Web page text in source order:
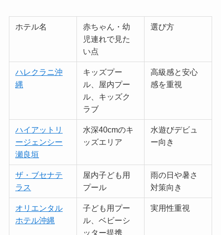
ホテル名
赤ちゃん・幼
児連れで見た
い点
選び方
ハレクラニ沖
縄
キッズプー
ル、屋内プー
ル、キッズク
ラブ
高級感と安心
感を重視
ハイアットリ
ージェンシー
瀬良垣
水深40cmのキ
ッズエリア
水遊びデビュ
ー向き
ザ・ブセナテ
ラス
屋内子ども用
プール
雨の日や暑さ
対策向き
オリエンタル
ホテル沖縄
子ども用プー
ル、ベビーシ
ッター提携
実用性重視